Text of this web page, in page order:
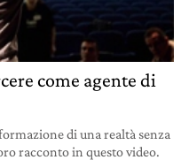
come agente di
di una realtà senza
racconto in questo video.